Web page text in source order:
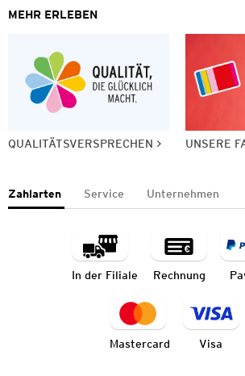
MEHR ERLEBEN
QUALITÄTSVERSPRECHEN UNSERE
Zahlarten Service Unternehmen
In der Filiale Rechnung
Mastercard Visa